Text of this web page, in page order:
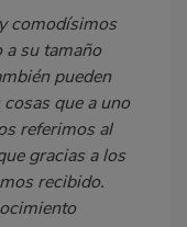
comodísimos
a su tamaño
pueden
que a uno
referimos al
gracias a los
recibido.